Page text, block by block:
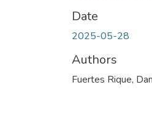
Date
2025-05-28
Authors
Fuertes Rique,